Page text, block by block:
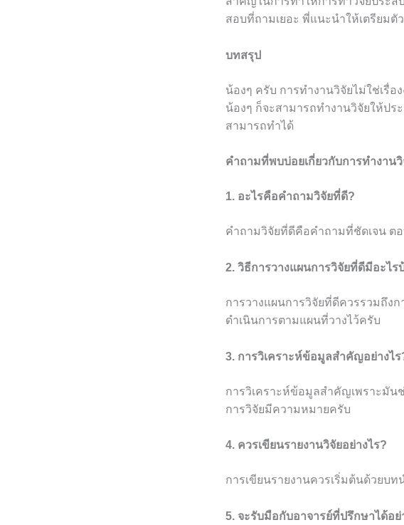
สอบที่ถามเยอะ พี่แนะนำให้เตรียม
บทสรุป
น้องๆ ครับ การทำงานวิจัยไม่ใช่เรื่
น้องๆ ก็จะสามารถทำงานวิจัยให้ปร
สามารถทำได้
คำถามที่พบบ่อยเกี่ยวกับการทำงานวิ
1. อะไรคือคำถามวิจัยที่ดี?
คำถามวิจัยที่ดีคือคำถามที่ชัดเจน ต
2. วิธีการวางแผนการวิจัยที่ดีมีอะไร
การวางแผนการวิจัยที่ดีควรรวมถึง
ดำเนินการตามแผนที่วางไว้ครับ
3. การวิเคราะห์ข้อมูลสำคัญอย่างไร
การวิเคราะห์ข้อมูลสำคัญเพราะมั
การวิจัยมีความหมายครับ
4. ควรเขียนรายงานวิจัยอย่างไร?
การเขียนรายงานควรเริ่มต้นด้วยบ
5. จะรับมือกับอาจารย์ที่ปรึกษาได้อย่